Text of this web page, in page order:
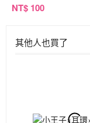
NT$ 100
其他人也買了